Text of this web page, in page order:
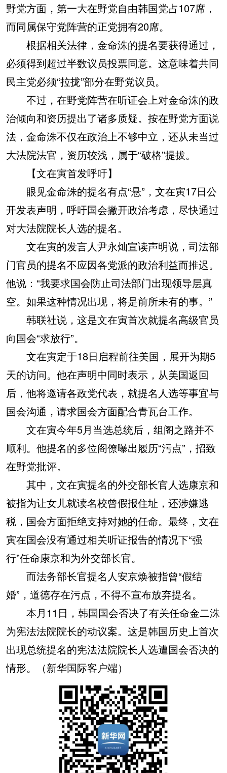
野党方面，第一大在野党自由韩国党占107席，
而同属保守党阵营的正党拥有20席。
根据相关法律，金命洙的提名要获得通过，
必须得到超过半数议员投票同意。这意味着共同
民主党必须“拉拢”部分在野党议员。
不过，在野党阵营在听证会上对金命洙的政
治倾向和资历提出了诸多质疑。按在野党方面说
法，金命洙不仅在政治上不够中立，还从未当过
大法院法官，资历较浅，属于“破格”提拔。
【文在寅首发呼吁】
眼见金命洙的提名有点“悬”，文在寅17日公
开发表声明，呼吁国会撇开政治考虑，尽快通过
对大法院院长人选的提名。
文在寅的发言人尹永灿宣读声明说，司法部
门官员的提名不应因各党派的政治利益而推迟。
他说：“我要求国会防止司法部门出现领导层真
空。如果这种情况出现，将是前所未有的事。”
韩联社说，这是文在寅首次就提名高级官员
向国会“求放行”。
文在寅定于18日启程前往美国，展开为期5
天的访问。他在声明中同时表示，从美国返回
后，他将邀请各政党代表，就提名人选等事宜与
国会沟通，请求国会方面配合青瓦台工作。
文在寅今年5月当选总统后，组阁之路并不
顺利。他提名的多位阁僚曝出履历“污点”，招致
在野党批评。
其中，文在寅提名的外交部长官人选康京和
被指为让女儿就读名校曾假报住址，还涉嫌逃
税，国会方面拒绝支持对她的任命。最终，文在
寅在国会没有通过相关听证报告的情况下“强
行”任命康京和为外交部长官。
而法务部长官提名人安京焕被指曾“假结
婚”，道德存在污点，不得不宣布放弃提名。
本月11日，韩国国会否决了有关任命金二洙
为宪法法院院长的动议案。这是韩国历史上首次
出现总统提名的宪法法院院长人选遭国会否决的
情形。（新华国际客户端）